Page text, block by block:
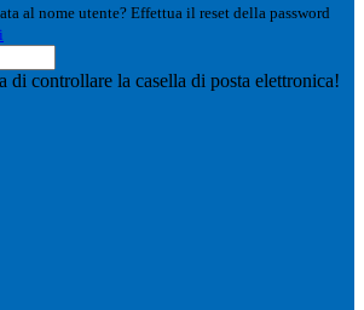
al nome utente? Effettua il reset della password
di controllare la casella di posta elettronica!